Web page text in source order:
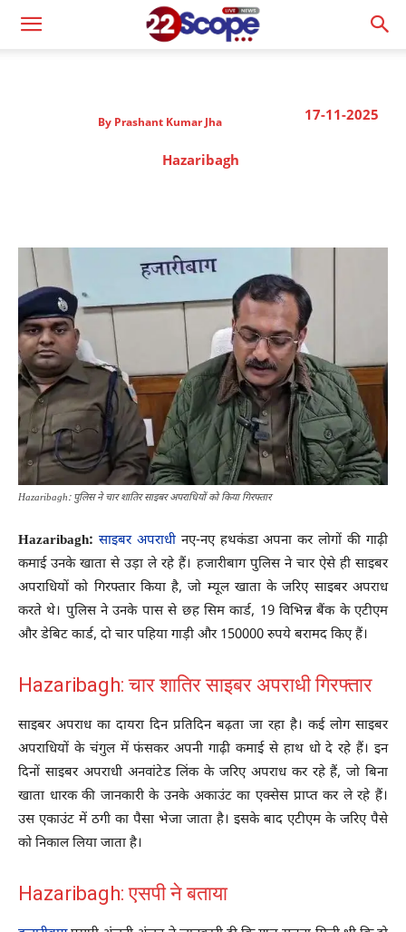
17-11-2025
By Prashant Kumar Jha
Hazaribagh
Hazaribagh: पुलिस ने चार शातिर साइबर अपराधियों को किया गिरफ्तार
Hazaribagh: साइबर अपराधीनए-नए हथकंडा अपना कर लोगों की गाढ़ी
कमाई उनके खाता से उड़ा ले रहे हैं। हजारीबाग पुलिस ने चार ऐसे ही साइबर
अपराधियों को गिरफ्तार किया है, जो म्यूल खाता के जरिए साइबर अपराध
करते थे। पुलिस ने उनके पास से छह सिम कार्ड, 19 विभिन्न बैंक के एटीएम
और डेबिट कार्ड, दो चार पहिया गाड़ी और 150000 रुपये बरामद किए हैं।
Hazaribagh: चार शातिर साइबर अपराधी गिरफ्तार
साइबर अपराध का दायरा दिन प्रतिदिन बढ़ता जा रहा है। कई लोग साइबर
अपराधियों के चंगुल में फंसकर अपनी गाढ़ी कमाई से हाथ धो दे रहे हैं। इन
दिनों साइबर अपराधी अनवांटेड लिंक के जरिए अपराध कर रहे हैं, जो बिना
खाता धारक की जानकारी के उनके अकाउंट का एक्सेस प्राप्त कर ले रहे हैं।
उस एकाउंट में ठगी का पैसा भेजा जाता है। इसके बाद एटीएम के जरिए पैसे
को निकाल लिया जाता है।
Hazaribagh: एसपी ने बताया